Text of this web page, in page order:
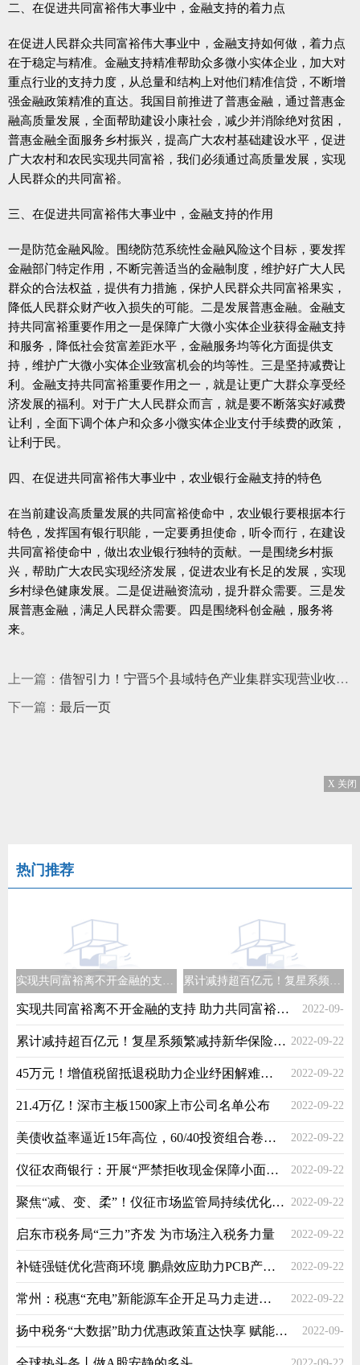
二、在促进共同富裕伟大事业中，金融支持的着力点
在促进人民群众共同富裕伟大事业中，金融支持如何做，着力点
在于稳定与精准。金融支持精准帮助众多微小实体企业，加大对
重点行业的支持力度，从总量和结构上对他们精准信贷，不断增
强金融政策精准的直达。我国目前推进了普惠金融，通过普惠金
融高质量发展，全面帮助建设小康社会，减少并消除绝对贫困，
普惠金融全面服务乡村振兴，提高广大农村基础建设水平，促进
广大农村和农民实现共同富裕，我们必须通过高质量发展，实现
人民群众的共同富裕。
三、在促进共同富裕伟大事业中，金融支持的作用
一是防范金融风险。围绕防范系统性金融风险这个目标，要发挥
金融部门特定作用，不断完善适当的金融制度，维护好广大人民
群众的合法权益，提供有力措施，保护人民群众共同富裕果实，
降低人民群众财产收入损失的可能。二是发展普惠金融。金融支
持共同富裕重要作用之一是保障广大微小实体企业获得金融支持
和服务，降低社会贫富差距水平，金融服务均等化方面提供支
持，维护广大微小实体企业致富机会的均等性。三是坚持减费让
利。金融支持共同富裕重要作用之一，就是让更广大群众享受经
济发展的福利。对于广大人民群众而言，就是要不断落实好减费
让利，全面下调个体户和众多小微实体企业支付手续费的政策，
让利于民。
四、在促进共同富裕伟大事业中，农业银行金融支持的特色
在当前建设高质量发展的共同富裕使命中，农业银行要根据本行
特色，发挥国有银行职能，一定要勇担使命，听令而行，在建设
共同富裕使命中，做出农业银行独特的贡献。一是围绕乡村振
兴，帮助广大农民实现经济发展，促进农业有长足的发展，实现
乡村绿色健康发展。二是促进融资流动，提升群众需要。三是发
展普惠金融，满足人民群众需要。四是围绕科创金融，服务将
来。
上一篇： 借智引力！宁晋5个县域特色产业集群实现营业收入829.74亿
下一篇： 最后一页
X 关闭
热门推荐
实现共同富裕离不开金融的支持 助力共同富裕是金融业的重要课题 累计减持超百亿元！复星系频繁减持新华保险豫园股份
实现共同富裕离不开金融的支持 助力共同富裕是金融业的重要课题 2022-09-
22
累计减持超百亿元！复星系频繁减持新华保险豫园股份 2022-09-22
45万元！增值税留抵退税助力企业纾困解难提振信心 2022-09-22
21.4万亿！深市主板1500家上市公司名单公布 2022-09-22
美债收益率逼近15年高位，60/40投资组合卷土重来 2022-09-22
仪征农商银行：开展“严禁拒收现金保障小面额兑换”活动 2022-09-22
聚焦“减、变、柔”！仪征市场监管局持续优化营商环境 2022-09-22
启东市税务局“三力”齐发 为市场注入税务力量 2022-09-22
补链强链优化营商环境 鹏鼎效应助力PCB产业集聚升级 2022-09-22
常州：税惠“充电”新能源车企开足马力走进江苏牛 2022-09-22
扬中税务“大数据”助力优惠政策直达快享 赋能经济社会高质量发展 2022-09-